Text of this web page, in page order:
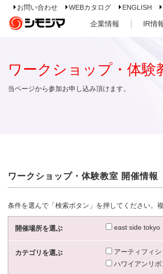
お問い合わせ WEBカタログ ENGLISH
企業情報 IR情
ワークショップ・体験
当ページから参加お申し込み頂けます。
ワークショップ・体験教室 開催情報
条件を選んで「検索ボタン」を押してください。
開催場所を選ぶ east side tokyo
カテゴリを選ぶ アーティフィ
ハワイアンリボ